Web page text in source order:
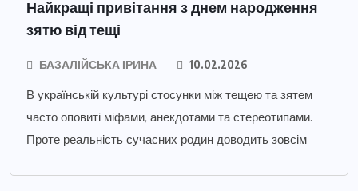
Найкращі привітання з днем народження
зятю від тещі
БАЗАЛІЙСЬКА ІРИНА 10.02.2026
В українській культурі стосунки між тещею та зятем
часто оповиті міфами, анекдотами та стереотипами.
Проте реальність сучасних родин доводить зовсім